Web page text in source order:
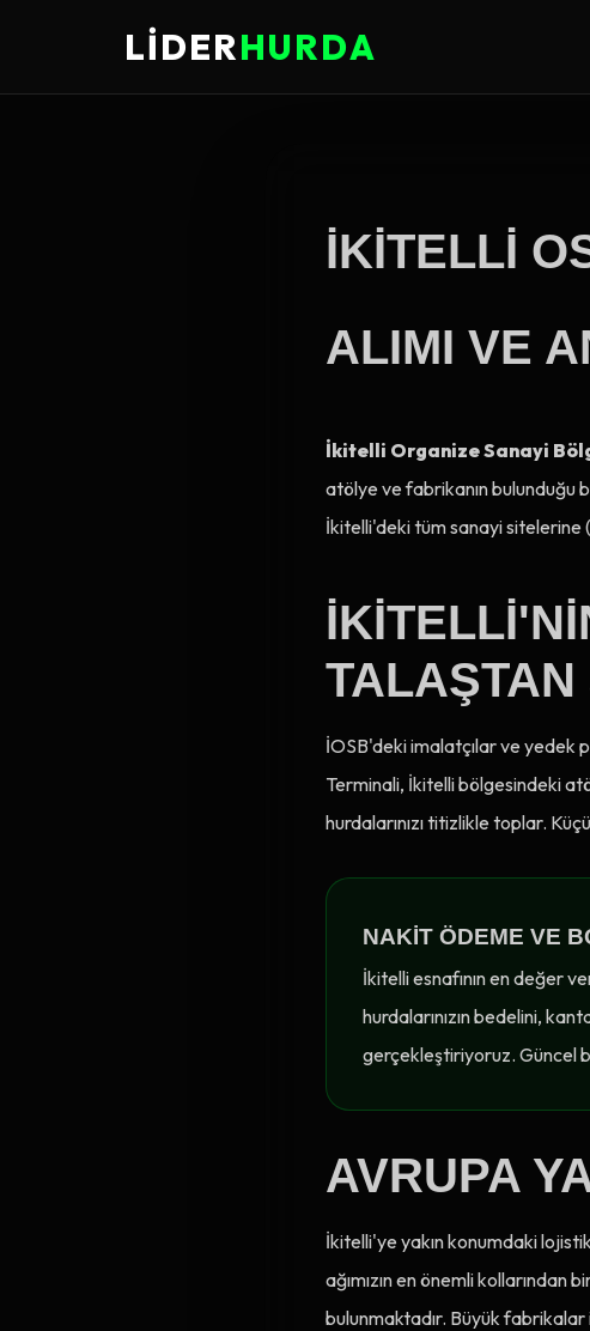
LİDERHURDA
İKITELLI
ALIMI VE
İkitelli Organize Sanayi
atölye ve fabrikanın bulunduğu
İkitelli'deki tüm sanayi sitelerine
İOSB'deki imalatçılar ve yedek
Terminali, İkitelli bölgesindeki
hurdalarınızı titizlikle toplar.
NAKIT ÖDEME VE
İkitelli esnafının en değer
hurdalarınızın bedelini,
gerçekleştiriyoruz. Güncel
AVRUPA
İkitelli'ye yakın konumdaki
ağımızın en önemli
bulunmaktadır. Büyük fabrikalar